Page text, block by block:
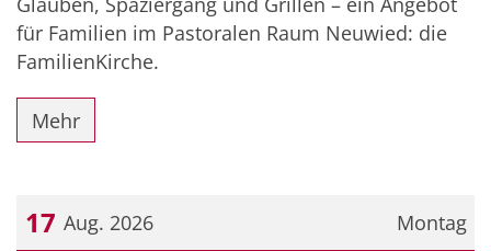
für Familien im Pastoralen Raum Neuwied: die
FamilienKirche.
Mehr
Montag
17 Aug. 2026